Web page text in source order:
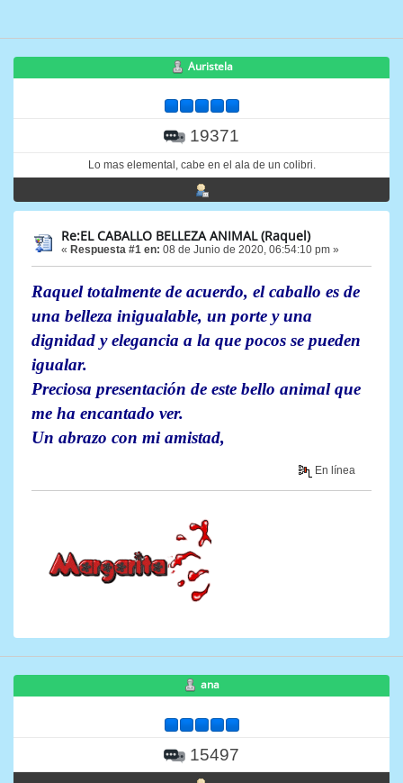
Auristela
19371
Lo mas elemental, cabe en el ala de un colibri.
Re:EL CABALLO BELLEZA ANIMAL (Raquel)
« Respuesta #1 en: 08 de Junio de 2020, 06:54:10 pm »
Raquel totalmente de acuerdo, el caballo es de
una belleza inigualable, un porte y una
dignidad y elegancia a la que pocos se pueden
igualar.
Preciosa presentación de este bello animal que
me ha encantado ver.
Un abrazo con mi amistad,
En línea
ana
15497